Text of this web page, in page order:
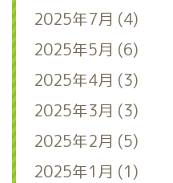
2025年7月 (4)
2025年5月 (6)
2025年4月 (3)
2025年3月 (3)
2025年2月 (5)
2025年1月 (1)